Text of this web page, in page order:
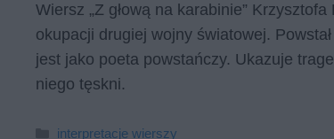
Wiersz „Z głową na karabinie”
okupacji drugiej wojny światowej.
jest jako poeta powstańczy. Ukazuje
niego tęskni.
Kategorie
interpretacje wierszy